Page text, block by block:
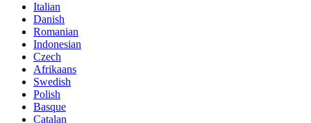
Italian
Danish
Romanian
Indonesian
Czech
Afrikaans
Swedish
Polish
Basque
Catalan